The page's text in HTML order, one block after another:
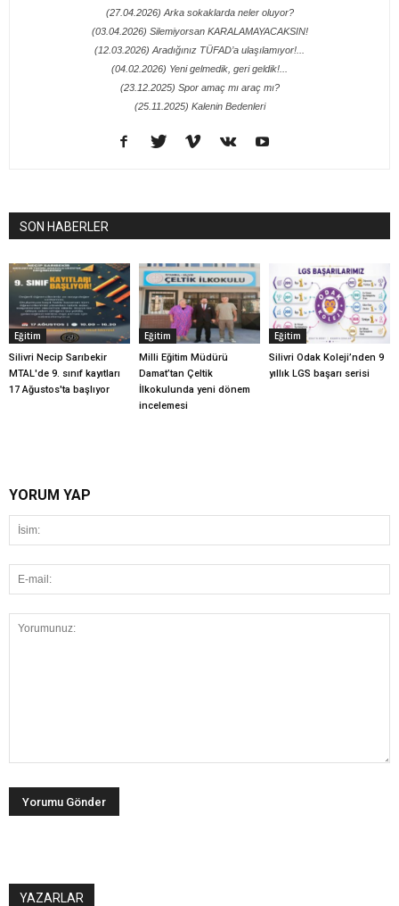
(27.04.2026) Arka sokaklarda neler oluyor?
(03.04.2026) Silemiyorsan KARALAMAYACAKSIN!
(12.03.2026) Aradığınız TÜFAD’a ulaşılamıyor!...
(04.02.2026) Yeni gelmedik, geri geldik!...
(23.12.2025) Spor amaç mı araç mı?
(25.11.2025) Kalenin Bedenleri
SON HABERLER
Eğitim
Silivri Necip Sarıbekir
MTAL'de 9. sınıf kayıtları
17 Ağustos'ta başlıyor
Eğitim
Milli Eğitim Müdürü
Damat’tan Çeltik
İlkokulunda yeni dönem
incelemesi
Eğitim
Silivri Odak Koleji’nden 9
yıllık LGS başarı serisi
YORUM YAP
YAZARLAR